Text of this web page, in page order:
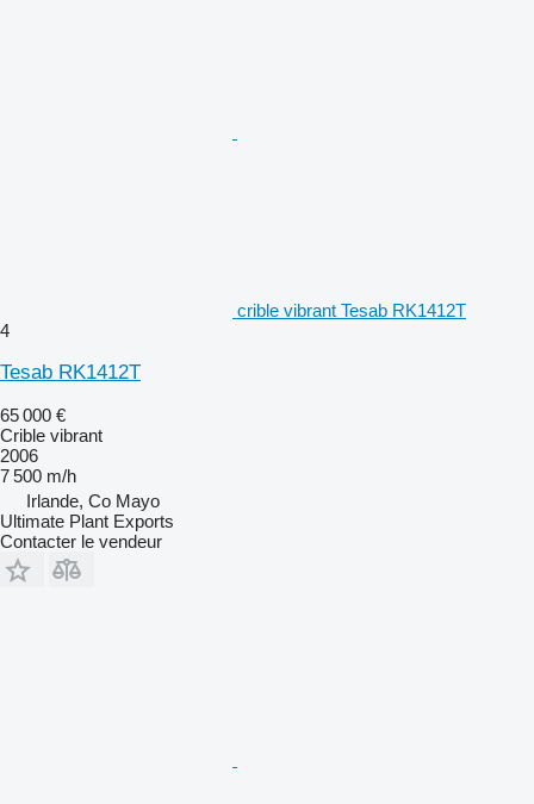
crible vibrant Tesab RK1412T
4
Tesab RK1412T
65 000 €
Crible vibrant
2006
7 500 m/h
Irlande, Co Mayo
Ultimate Plant Exports
Contacter le vendeur